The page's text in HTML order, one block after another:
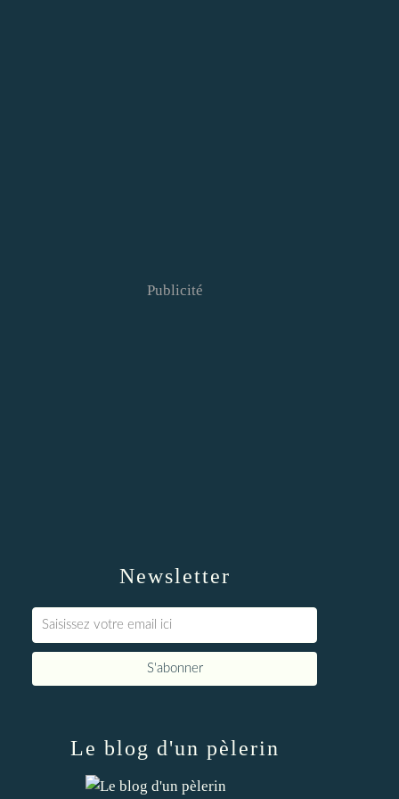
Newsletter
Publicité
Le blog d'un pèlerin